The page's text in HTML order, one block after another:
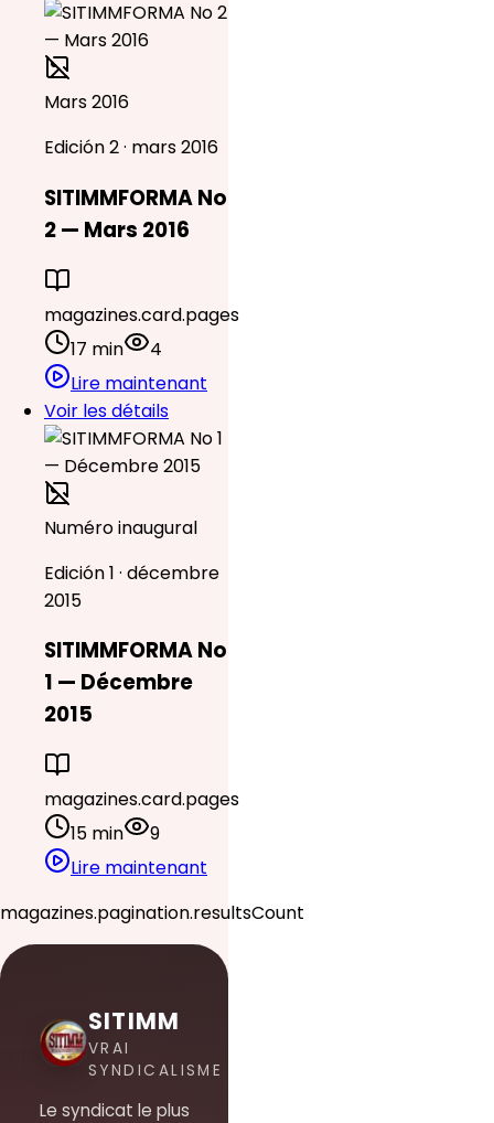
Mars 2016
Edición 2 · mars 2016
SITIMMFORMA No
2 — Mars 2016
magazines.card.pages
17 min
4
Lire maintenant
Voir les détails
Numéro inaugural
Edición 1 · décembre
2015
SITIMMFORMA No
1 — Décembre
2015
magazines.card.pages
15 min
9
Lire maintenant
magazines.pagination.resultsCount
SITIMM
VRAI
SYNDICALISME
Le syndicat le plus